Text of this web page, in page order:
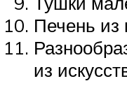
Печень из
из